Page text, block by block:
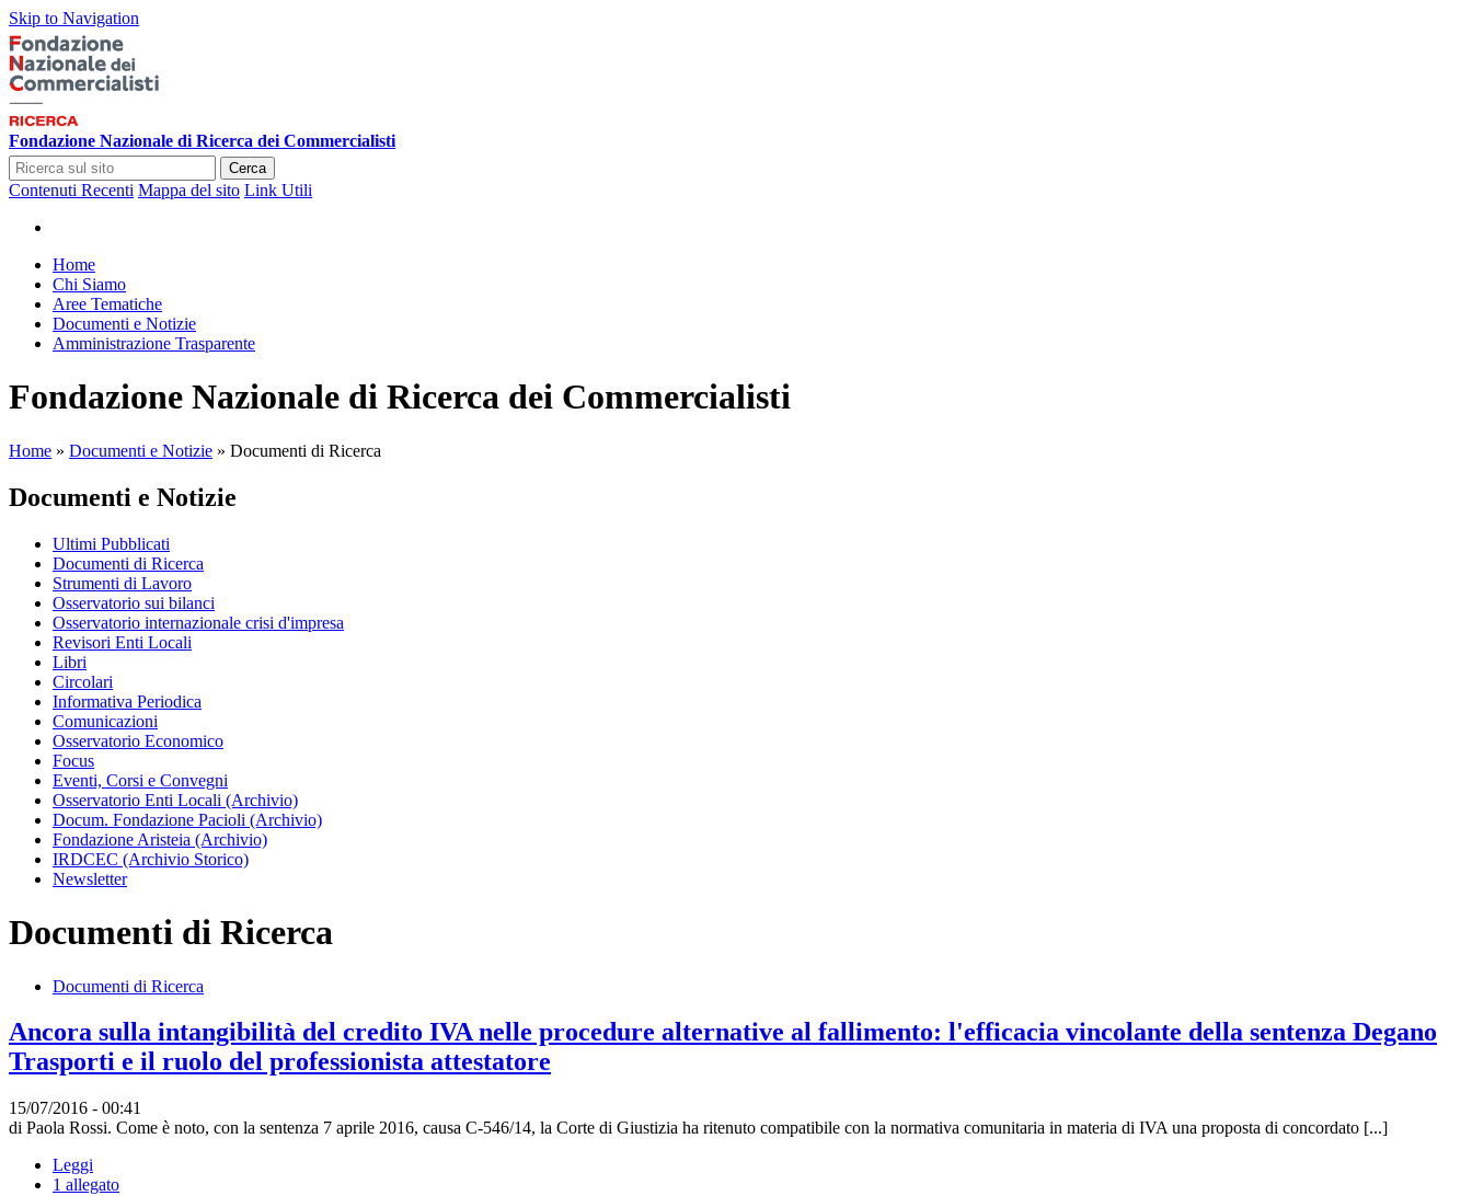
Skip to Navigation
Fondazione Nazionale di Ricerca dei Commercialisti
Cerca
Contenuti Recenti Mappa del sito Link Utili
Home
Chi Siamo
Aree Tematiche
Documenti e Notizie
Amministrazione Trasparente
Fondazione Nazionale di Ricerca dei Commercialisti
Home » Documenti e Notizie » Documenti di Ricerca
Documenti e Notizie
Ultimi Pubblicati
Documenti di Ricerca
Strumenti di Lavoro
Osservatorio sui bilanci
Osservatorio internazionale crisi d'impresa
Revisori Enti Locali
Libri
Circolari
Informativa Periodica
Comunicazioni
Osservatorio Economico
Focus
Eventi, Corsi e Convegni
Osservatorio Enti Locali (Archivio)
Docum. Fondazione Pacioli (Archivio)
Fondazione Aristeia (Archivio)
IRDCEC (Archivio Storico)
Newsletter
Documenti di Ricerca
Documenti di Ricerca
Ancora sulla intangibilità del credito IVA nelle procedure alternative al fallimento: l'efficacia vincolante della sentenza Degano
Trasporti e il ruolo del professionista attestatore
15/07/2016 - 00:41
di Paola Rossi. Come è noto, con la sentenza 7 aprile 2016, causa C-546/14, la Corte di Giustizia ha ritenuto compatibile con la normativa comunitaria in materia di IVA una proposta di concordato [...]
Leggi
1 allegato